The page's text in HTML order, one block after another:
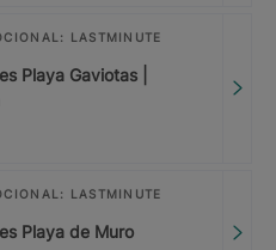
LASTMINUTE
Playa Gaviotas |
LASTMINUTE
Playa de Muro